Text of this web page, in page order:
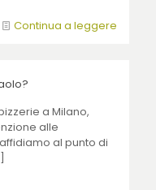
Continua a leggere
a Milano,
alle
al punto di